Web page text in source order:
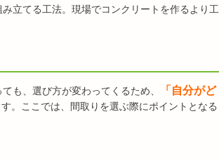
立てる工法。現場でコンクリートを作るより工
も、選び方が変わってくるため、
「自分がど
。ここでは、間取りを選ぶ際にポイントとなる